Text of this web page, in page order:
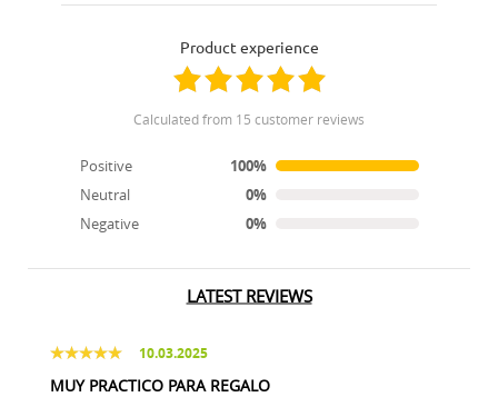
product experience
calculated from 15 customer reviews
Positive
100%
Neutral
0%
Negative
0%
LATEST REVIEWS
10.03.2025
MUY PRACTICO PARA REGALO